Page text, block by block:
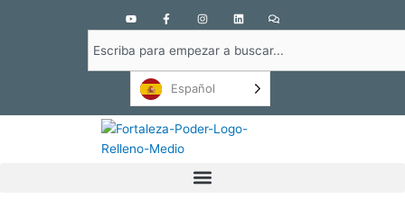
Y
o
u
t
u
b
F
a
c
e
b
o
f
I
n
s
t
a
g
a
L
i
n
k
e
d
C
o
m
e
n
t
en
Español